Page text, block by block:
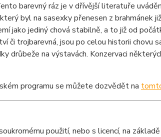
barevný ráz je v dřívější literatuře
byl na sasexky přenesen z brahmánek
jako jediný chová stabilně, a to již od
trojbarevná, jsou po celou historii chovu
drůbeže na výstavách. Konzervaci
programu se můžete dozvědět na
použití, nebo s licencí, na